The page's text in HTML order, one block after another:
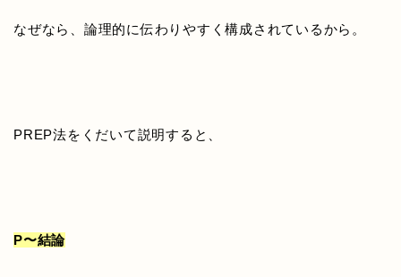
なぜなら、論理的に伝わりやすく構成されているから。
PREP法をくだいて説明すると、
P〜結論